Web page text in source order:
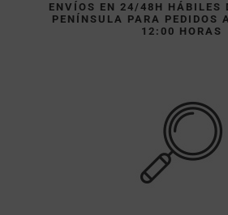
ENVÍOS EN 24/48H HÁBILES
PENÍNSULA PARA PEDIDOS
12:00 HORAS